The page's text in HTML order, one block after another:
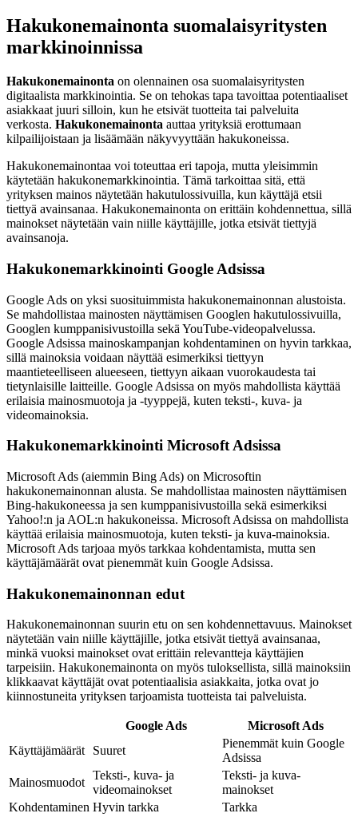
Hakukonemainonta suomalaisyritysten
markkinoinnissa
Hakukonemainonta on olennainen osa suomalaisyritysten
digitaalista markkinointia. Se on tehokas tapa tavoittaa potentiaaliset
asiakkaat juuri silloin, kun he etsivät tuotteita tai palveluita
verkosta. Hakukonemainonta auttaa yrityksiä erottumaan
kilpailijoistaan ja lisäämään näkyvyyttään hakukoneissa.
Hakukonemainontaa voi toteuttaa eri tapoja, mutta yleisimmin
käytetään hakukonemarkkinointia. Tämä tarkoittaa sitä, että
yrityksen mainos näytetään hakutulossivuilla, kun käyttäjä etsii
tiettyä avainsanaa. Hakukonemainonta on erittäin kohdennettua, sillä
mainokset näytetään vain niille käyttäjille, jotka etsivät tiettyjä
avainsanoja.
Hakukonemarkkinointi Google Adsissa
Google Ads on yksi suosituimmista hakukonemainonnan alustoista.
Se mahdollistaa mainosten näyttämisen Googlen hakutulossivuilla,
Googlen kumppanisivustoilla sekä YouTube-videopalvelussa.
Google Adsissa mainoskampanjan kohdentaminen on hyvin tarkkaa,
sillä mainoksia voidaan näyttää esimerkiksi tiettyyn
maantieteelliseen alueeseen, tiettyyn aikaan vuorokaudesta tai
tietynlaisille laitteille. Google Adsissa on myös mahdollista käyttää
erilaisia mainosmuotoja ja -tyyppejä, kuten teksti-, kuva- ja
videomainoksia.
Hakukonemarkkinointi Microsoft Adsissa
Microsoft Ads (aiemmin Bing Ads) on Microsoftin
hakukonemainonnan alusta. Se mahdollistaa mainosten näyttämisen
Bing-hakukoneessa ja sen kumppanisivustoilla sekä esimerkiksi
Yahoo!:n ja AOL:n hakukoneissa. Microsoft Adsissa on mahdollista
käyttää erilaisia mainosmuotoja, kuten teksti- ja kuva-mainoksia.
Microsoft Ads tarjoaa myös tarkkaa kohdentamista, mutta sen
käyttäjämäärät ovat pienemmät kuin Google Adsissa.
Hakukonemainonnan edut
Hakukonemainonnan suurin etu on sen kohdennettavuus. Mainokset
näytetään vain niille käyttäjille, jotka etsivät tiettyä avainsanaa,
minkä vuoksi mainokset ovat erittäin relevantteja käyttäjien
tarpeisiin. Hakukonemainonta on myös tuloksellista, sillä mainoksiin
klikkaavat käyttäjät ovat potentiaalisia asiakkaita, jotka ovat jo
kiinnostuneita yrityksen tarjoamista tuotteista tai palveluista.
Google Ads
Microsoft Ads
Käyttäjämäärät
Suuret
Pienemmät kuin Google
Adsissa
Mainosmuodot
Teksti-, kuva- ja
videomainokset
Teksti- ja kuva-
mainokset
Kohdentaminen Hyvin tarkka Tarkka